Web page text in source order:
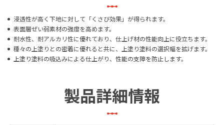
浸透性が高く下地に対して「くさび効果」が得られます。
表面層ぜい弱素材の強度を高めます。
耐水性、耐アルカリ性に優れており、仕上げ材の性能向上に役立ちます。
種々の上塗りとの密着に優れると共に、上塗り塗料の選択幅を拡げます。
上塗り塗料の吸込みによる仕上がり、性能の支障を防止します。
製品詳細情報